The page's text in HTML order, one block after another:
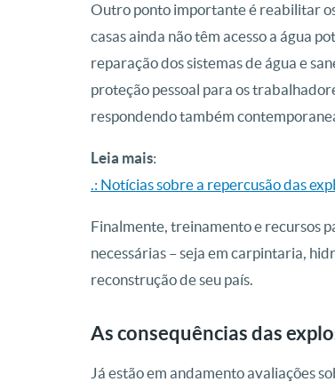
Outro ponto importante é reabilitar
casas ainda não têm acesso a água
reparação dos sistemas de água e
proteção pessoal para os
respondendo também
Leia mais:
.: Notícias sobre a repercusão das
Finalmente, treinamento e recursos
necessárias – seja em carpintaria,
reconstrução de seu país.
As consequências das
Já estão em andamento avaliações